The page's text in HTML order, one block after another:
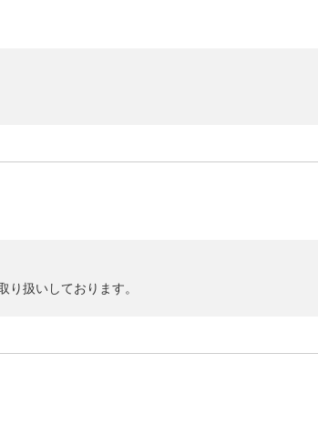
扱いしております。